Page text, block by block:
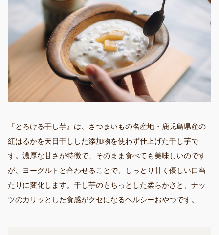
『とろける干し芋』は、さつまいもの名産地・鹿児島県産の
紅はるかを天日干しした添加物を使わず仕上げた干し芋で
す。濃厚な甘さが特徴で、そのまま食べても美味しいのです
が、ヨーグルトと合わせることで、しっとり甘く優しい口当
たりに変化します。干し芋のもちっとした柔らかさと、ナッ
ツのカリッとした食感がクセになるヘルシーおやつです。